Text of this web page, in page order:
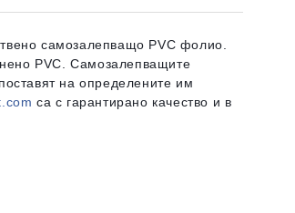
самозалепващо PVC фолио.
PVC. Самозалепващите
на определените им
са с гарантирано качество и в